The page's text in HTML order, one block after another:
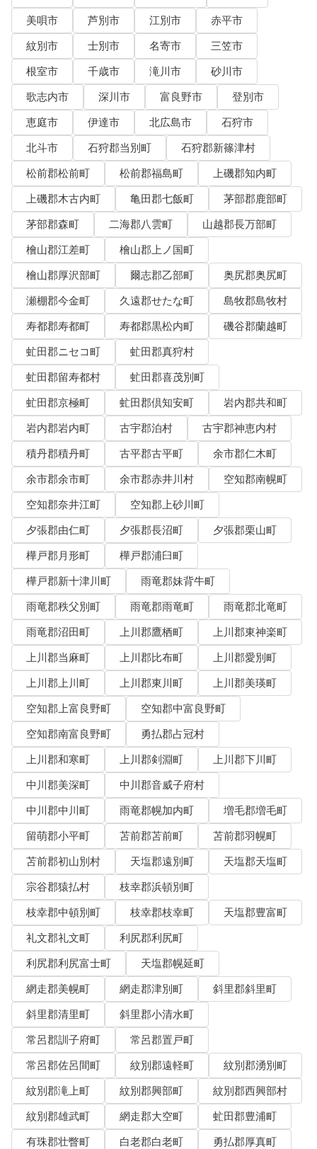
美唄市
芦別市 江別市
赤平市
紋別市
士別市 名寄市
三笠市
根室市
千歳市 滝川市
砂川市
歌志内市
深川市 富良野市
登別市
恵庭市
伊達市 北広島市
石狩市
北斗市
石狩郡当別町
石狩郡新篠津村
松前郡松前町
松前郡福島町
上磯郡知内町
上磯郡木古内町
亀田郡七飯町
茅部郡鹿部町
茅部郡森町
二海郡八雲町
山越郡長万部町
檜山郡江差町
檜山郡上ノ国町
檜山郡厚沢部町
爾志郡乙部町
奥尻郡奥尻町
瀬棚郡今金町
久遠郡せたな町
島牧郡島牧村
寿都郡寿都町
寿都郡黒松内町
磯谷郡蘭越町
虻田郡ニセコ町
虻田郡真狩村
虻田郡留寿都村
虻田郡喜茂別町
虻田郡京極町
虻田郡倶知安町
岩内郡共和町
岩内郡岩内町
古宇郡泊村
古宇郡神恵内村
積丹郡積丹町
古平郡古平町
余市郡仁木町
余市郡余市町
余市郡赤井川村
空知郡南幌町
空知郡奈井江町
空知郡上砂川町
夕張郡由仁町
夕張郡長沼町
夕張郡栗山町
樺戸郡月形町
樺戸郡浦臼町
樺戸郡新十津川町
雨竜郡妹背牛町
雨竜郡秩父別町
雨竜郡雨竜町
雨竜郡北竜町
雨竜郡沼田町
上川郡鷹栖町
上川郡東神楽町
上川郡当麻町
上川郡比布町
上川郡愛別町
上川郡上川町
上川郡東川町
上川郡美瑛町
空知郡上富良野町
空知郡中富良野町
空知郡南富良野町
勇払郡占冠村
上川郡和寒町
上川郡剣淵町
上川郡下川町
中川郡美深町
中川郡音威子府村
中川郡中川町
雨竜郡幌加内町
増毛郡増毛町
留萌郡小平町
苫前郡苫前町
苫前郡羽幌町
苫前郡初山別村
天塩郡遠別町
天塩郡天塩町
宗谷郡猿払村
枝幸郡浜頓別町
枝幸郡中頓別町
枝幸郡枝幸町
天塩郡豊富町
礼文郡礼文町
利尻郡利尻町
利尻郡利尻富士町
天塩郡幌延町
網走郡美幌町
網走郡津別町
斜里郡斜里町
斜里郡清里町
斜里郡小清水町
常呂郡訓子府町
常呂郡置戸町
常呂郡佐呂間町
紋別郡遠軽町
紋別郡湧別町
紋別郡滝上町
紋別郡興部町
紋別郡西興部村
紋別郡雄武町
網走郡大空町
虻田郡豊浦町
有珠郡壮瞥町
白老郡白老町
勇払郡厚真町